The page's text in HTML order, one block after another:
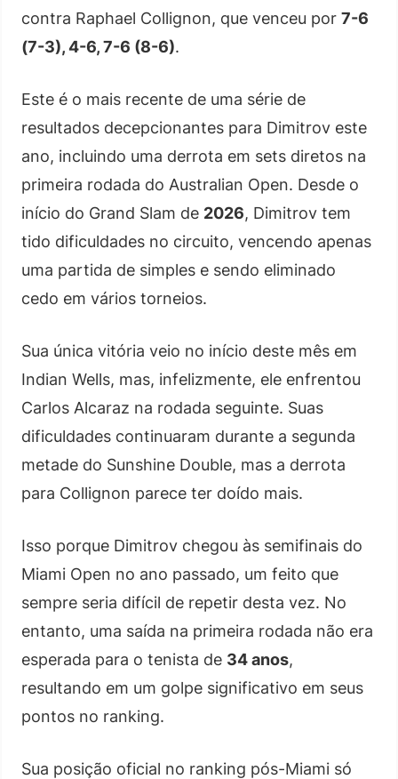
contra Raphael Collignon, que venceu por 7-6
(7-3), 4-6, 7-6 (8-6).
Este é o mais recente de uma série de
resultados decepcionantes para Dimitrov este
ano, incluindo uma derrota em sets diretos na
primeira rodada do Australian Open. Desde o
início do Grand Slam de 2026, Dimitrov tem
tido dificuldades no circuito, vencendo apenas
uma partida de simples e sendo eliminado
cedo em vários torneios.
Sua única vitória veio no início deste mês em
Indian Wells, mas, infelizmente, ele enfrentou
Carlos Alcaraz na rodada seguinte. Suas
dificuldades continuaram durante a segunda
metade do Sunshine Double, mas a derrota
para Collignon parece ter doído mais.
Isso porque Dimitrov chegou às semifinais do
Miami Open no ano passado, um feito que
sempre seria difícil de repetir desta vez. No
entanto, uma saída na primeira rodada não era
esperada para o tenista de 34 anos,
resultando em um golpe significativo em seus
pontos no ranking.
Sua posição oficial no ranking pós-Miami só